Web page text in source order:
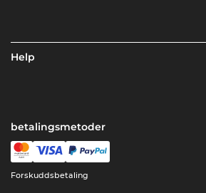
Help
betalingsmetoder
Forskuddsbetaling